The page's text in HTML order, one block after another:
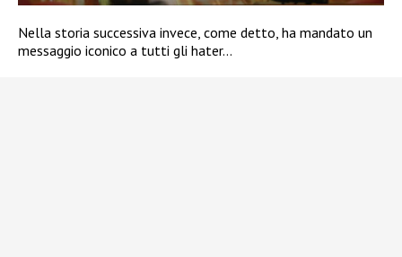
Nella storia successiva invece, come detto, ha mandato un
messaggio iconico a tutti gli hater…